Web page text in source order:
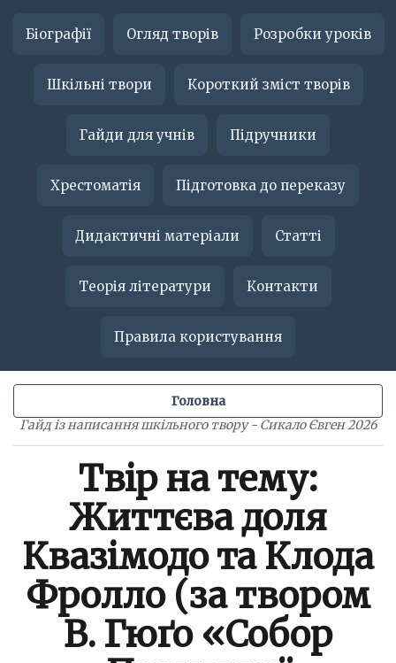
Біографії Огляд творів Розробки уроків
Шкільні твори Короткий зміст творів
Гайди для учнів Підручники
Хрестоматія Підготовка до переказу
Дидактичні матеріали Статті
Теорія літератури Контакти
Правила користування
Гайд із написання шкільного твору - Сикало Євген 2026
Головна
Твір на тему:
Життєва доля
Квазімодо та Клода
Фролло (за твором
В. Гюґо «Собор